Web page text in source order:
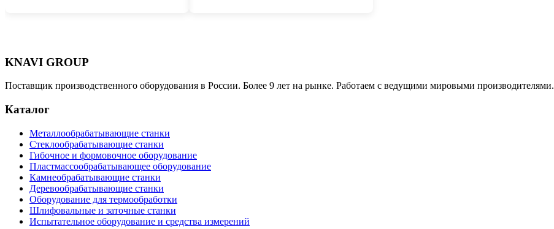
KNAVI GROUP
Поставщик производственного оборудования в России. Более 9 лет на рынке. Работаем с ведущими мировыми производителями.
Каталог
Металлообрабатывающие станки
Стеклообрабатывающие станки
Гибочное и формовочное оборудование
Пластмассообрабатывающее оборудование
Камнеобрабатывающие станки
Деревообрабатывающие станки
Оборудование для термообработки
Шлифовальные и заточные станки
Испытательное оборудование и средства измерений